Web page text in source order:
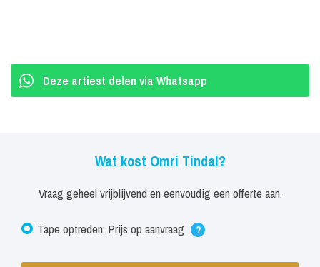
Deze artiest delen via Whatsapp
Wat kost Omri Tindal?
Vraag geheel vrijblijvend en eenvoudig een offerte aan.
Tape optreden: Prijs op aanvraag ?